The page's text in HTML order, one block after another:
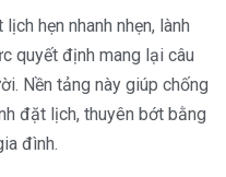
hẹn nhanh nhẹn, lành
quyết định mang lại câu
Nền tảng này giúp chống
đặt lịch, thuyên bớt bằng
đình.